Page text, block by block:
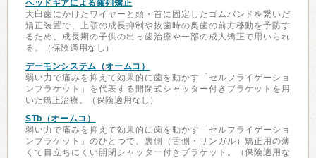
ヘッドギアによる歯列矯正
大臼歯にかけたワイヤーと頭・首に固定したゴムバンドを繋いだ
矯正装置で、上顎の成長抑制や抜歯時の奥歯の前方移動を予防す
るため、成長期の子供の出っ歯治療や一部の成人矯正で用いられ
る。（保険適用なし）
デーモンシステム（オームコ）
弱い力で痛みを抑えて効果的に歯を動かす「セルフライゲーショ
ンブラケット」を代表する開閉式シャッター付きブラケットを用
いた矯正治療。（保険適用なし）
STb（オームコ）
弱い力で痛みを抑えて効果的に歯を動かす「セルフライゲーショ
ンブラケット」のひとつで、裏側（舌側・リンガル）矯正用の薄
くて目立ちにくい開閉シャッター付きブラケット。（保険適用な